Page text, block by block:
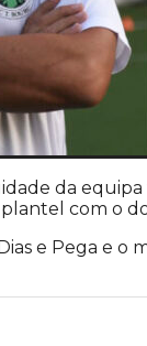
da
com o
e Pega e